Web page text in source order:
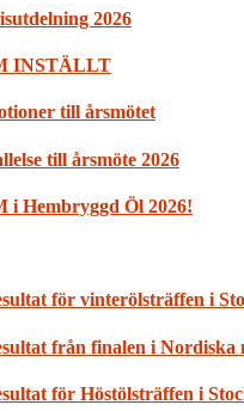
2026
INSTÄLLT
till årsmötet
till årsmöte 2026
i Hembryggd Öl 2026!
för vinterölsträffen i
från finalen i Nordiska
för Höstölsträffen i